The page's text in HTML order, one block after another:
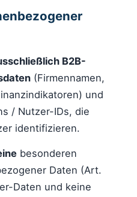
B2B-
(Firmennamen,
und
/ Nutzer-IDs, die
identifizieren.
besonderen
Daten (Art.
Daten und keine